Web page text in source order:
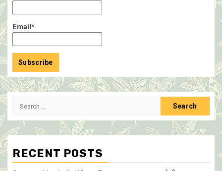
Email*
Search
RECENT POSTS